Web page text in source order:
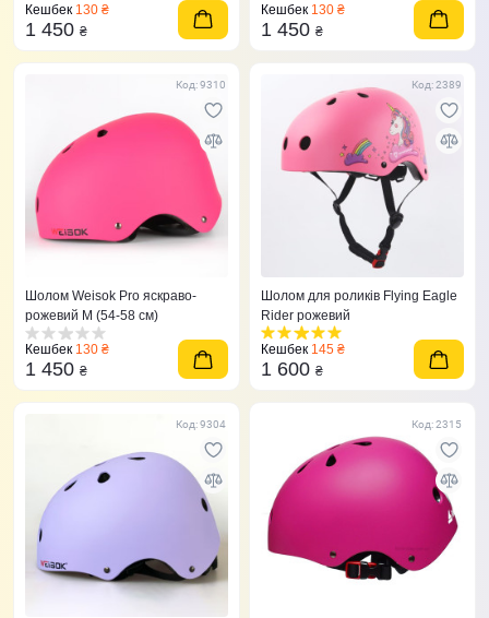
Кешбек 130 ₴
1 450 ₴
Кешбек 130 ₴
1 450 ₴
Код: 9310
Шолом Weisok Pro яскраво-
рожевий M (54-58 см)
Кешбек 130 ₴
1 450 ₴
Код: 2389
Шолом для роликів Flying Eagle
Rider рожевий
Кешбек 145 ₴
1 600 ₴
Код: 9304 Код: 2315